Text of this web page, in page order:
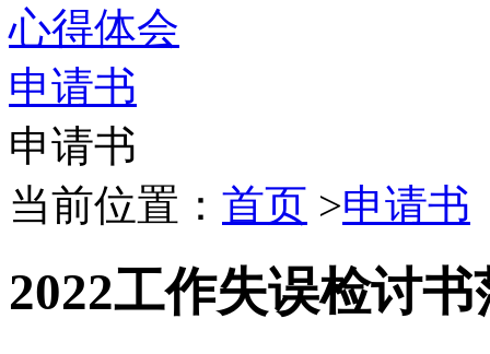
心得体会
申请书
申请书
当前位置： 首页 >申请书
2022工作失误检讨